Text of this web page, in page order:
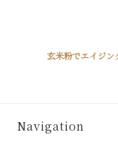
玄米粉でエイジ
Navigation